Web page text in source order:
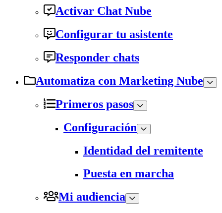
Activar Chat Nube
Configurar tu asistente
Responder chats
Automatiza con Marketing Nube
Primeros pasos
Configuración
Identidad del remitente
Puesta en marcha
Mi audiencia